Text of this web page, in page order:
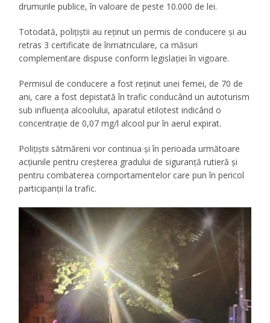
drumurile publice, în valoare de peste 10.000 de lei.
Totodată, polițiștii au reținut un permis de conducere și au
retras 3 certificate de înmatriculare, ca măsuri
complementare dispuse conform legislației în vigoare.
Permisul de conducere a fost reținut unei femei, de 70 de
ani, care a fost depistată în trafic conducând un autoturism
sub influența alcoolului, aparatul etilotest indicând o
concentrație de 0,07 mg/l alcool pur în aerul expirat.
Polițiștii sătmăreni vor continua și în perioada următoare
acțiunile pentru creșterea gradului de siguranță rutieră și
pentru combaterea comportamentelor care pun în pericol
participanții la trafic.